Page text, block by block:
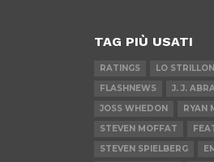
TAG PIÙ USATI
RATINGS LO
FLASHNEWS
J. J.
JOSS WHEDON
RYAN
STEVEN MOFFAT
STEVEN SPIELBERG